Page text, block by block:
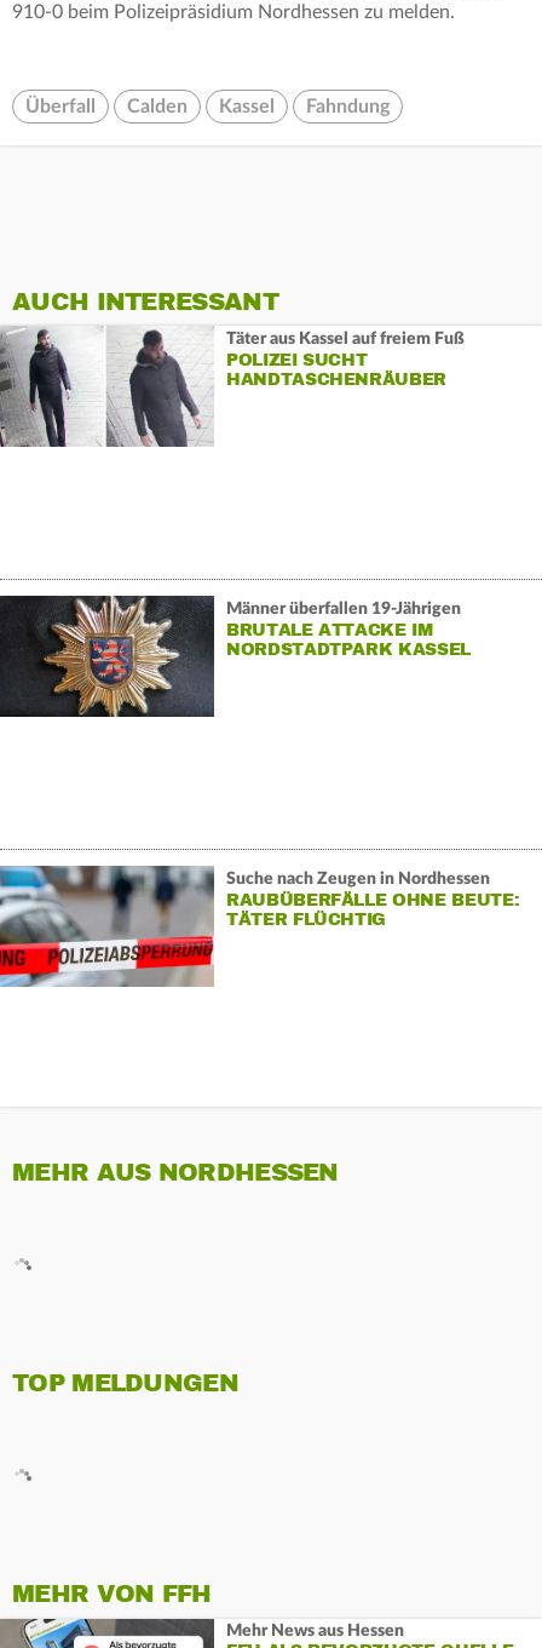
910-0 beim Polizeipräsidium Nordhessen zu melden.
Überfall Calden Kassel Fahndung
AUCH INTERESSANT
Täter aus Kassel auf freiem Fuß
POLIZEI SUCHT
HANDTASCHENRÄUBER
Männer überfallen 19-Jährigen
BRUTALE ATTACKE IM
NORDSTADTPARK KASSEL
Suche nach Zeugen in Nordhessen
RAUBÜBERFÄLLE OHNE BEUTE:
TÄTER FLÜCHTIG
MEHR AUS NORDHESSEN
TOP MELDUNGEN
MEHR VON FFH
Mehr News aus Hessen